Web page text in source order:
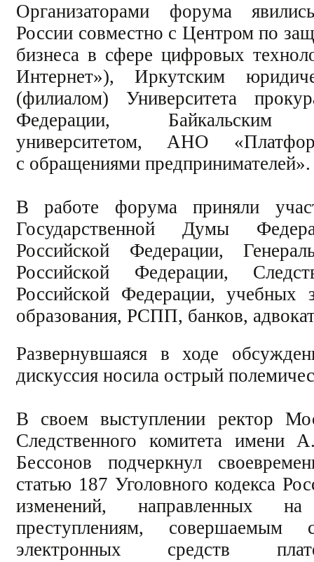
Организаторами форума
России совместно с Центром по
бизнеса в сфере цифровых
Интернет»), Иркутским
(филиалом) Университета
Федерации, Байкальским
университетом, АНО
с обращениями предпринимателей».
В работе форума приняли
Государственной Думы
Российской Федерации,
Российской Федерации,
Российской Федерации, учебных
образования, РСПП, банков,
Развернувшаяся в ходе
дискуссия носила острый
В своем выступлении ректор
Следственного комитета имени
Бессонов подчеркнул
статью 187 Уголовного кодекса
изменений, направленных на
преступлениям, совершаемым
электронных средств